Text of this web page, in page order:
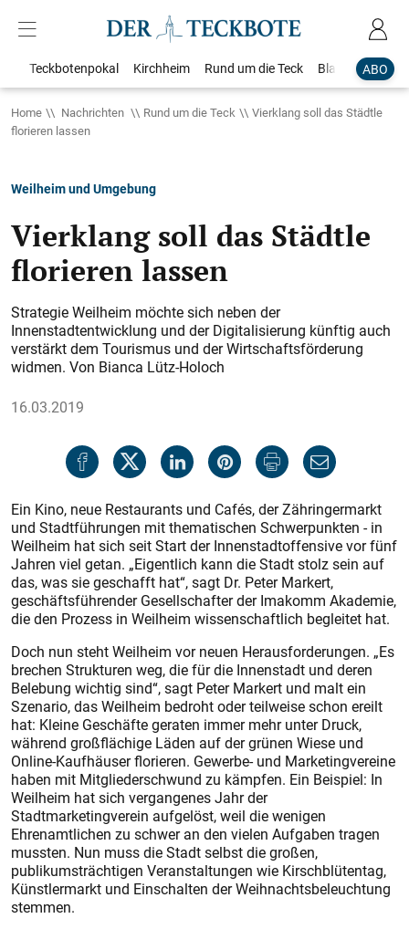
ABO
Teckbotenpokal Kirchheim Rund um die Teck Blaulicht
Home Nachrichten Rund um die Teck
Vierklang soll das Städtle
florieren lassen
Weilheim und Umgebung
Vierklang soll das Städtle
florieren lassen
Strategie Weilheim möchte sich neben der
Innenstadtentwicklung und der Digitalisierung künftig auch
verstärkt dem Tourismus und der Wirtschaftsförderung
widmen. Von Bianca Lütz-Holoch
16.03.2019
Ein Kino, neue Restaurants und Cafés, der Zähringermarkt
und Stadtführungen mit thematischen Schwerpunkten - in
Weilheim hat sich seit Start der Innenstadtoffensive vor fünf
Jahren viel getan. „Eigentlich kann die Stadt stolz sein auf
das, was sie geschafft hat“, sagt Dr. Peter Markert,
geschäftsführender Gesellschafter der Imakomm Akademie,
die den Prozess in Weilheim wissenschaftlich begleitet hat.
Doch nun steht Weilheim vor neuen Herausforderungen. „Es
brechen Strukturen weg, die für die Innenstadt und deren
Belebung wichtig sind“, sagt Peter Markert und malt ein
Szenario, das Weilheim bedroht oder teilweise schon ereilt
hat: Kleine Geschäfte geraten immer mehr unter Druck,
während großflächige Läden auf der grünen Wiese und
Online-Kaufhäuser florieren. Gewerbe- und Marketingvereine
haben mit Mitgliederschwund zu kämpfen. Ein Beispiel: In
Weilheim hat sich vergangenes Jahr der
Stadtmarketingverein aufgelöst, weil die wenigen
Ehrenamtlichen zu schwer an den vielen Aufgaben tragen
mussten. Nun muss die Stadt selbst die großen,
publikumsträchtigen Veranstaltungen wie Kirschblütentag,
Künstlermarkt und Einschalten der Weihnachtsbeleuchtung
stemmen.